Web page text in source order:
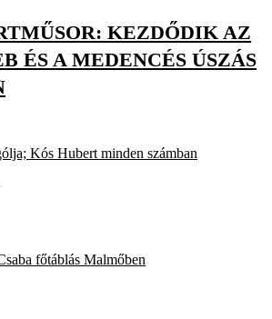
KEZDŐDIK AZ
ÉS A MEDENCÉS ÚSZÁS
Kós Hubert minden számban
főtáblás Malmőben